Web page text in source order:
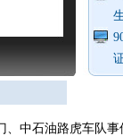
中石油路虎车队事